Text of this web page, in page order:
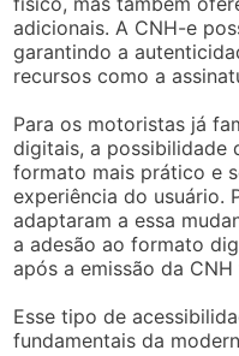
adicionais. A CNH-e
garantindo a
recursos como a
Para os motoristas já
digitais, a possibilidade
formato mais prático e
experiência do usuário.
adaptaram a essa
a adesão ao formato
após a emissão da CNH
Esse tipo de
fundamentais da